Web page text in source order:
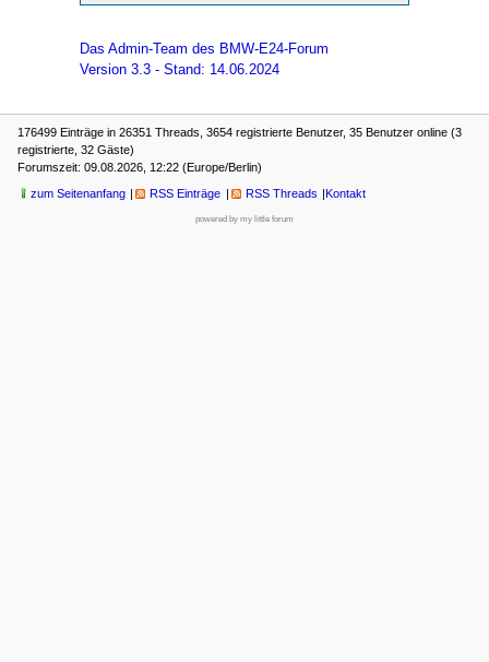
Das Admin-Team des BMW-E24-Forum
Version 3.3 - Stand: 14.06.2024
176499 Einträge in 26351 Threads, 3654 registrierte Benutzer, 35 Benutzer online (3
registrierte, 32 Gäste)
Forumszeit: 09.08.2026, 12:22 (Europe/Berlin)
zum Seitenanfang RSS Einträge RSS Threads Kontakt
powered by my little forum